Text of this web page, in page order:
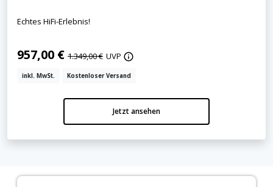
Echtes HiFi-Erlebnis!
957,00 € 1.349,00 € UVP
inkl. MwSt. Kostenloser Versand
Jetzt ansehen